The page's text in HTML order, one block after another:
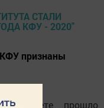
КФУ признаны
прошло